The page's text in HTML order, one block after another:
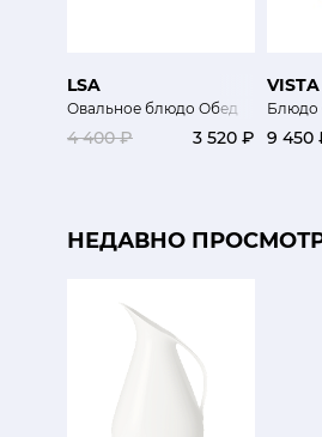
LSA
Овальное блюдо Обед
4 400 ₽ 3 520 ₽
Блюдо
9 450
НЕДАВНО